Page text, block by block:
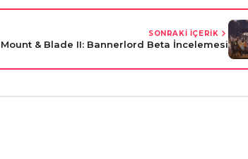
SONRAKİ İÇERİK
Mount & Blade II: Bannerlord Beta İncelemesi